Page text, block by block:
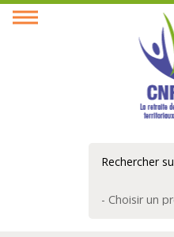
profil
Ouvrir